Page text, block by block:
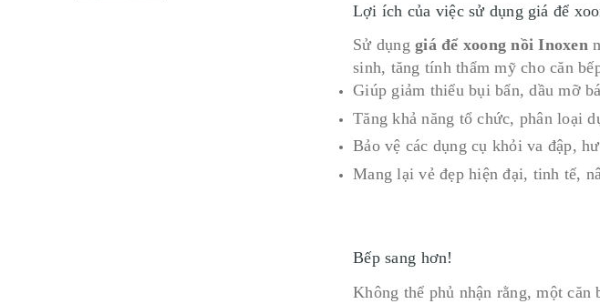
Lợi ích của việc sử dụng giá để
Sử dụng giá để xoong nồi Inoxen
sinh, tăng tính thẩm mỹ cho căn
Giúp giảm thiểu bụi bẩn, dầu mỡ
Tăng khả năng tổ chức, phân loại
Bảo vệ các dụng cụ khỏi va đập,
Mang lại vẻ đẹp hiện đại, tinh tế,
Bếp sang hơn!
Không thể phủ nhận rằng, một